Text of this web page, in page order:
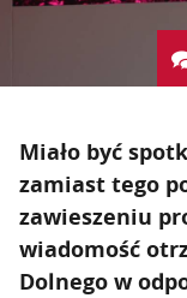
Miało być
zamiast tego
zawieszeniu
wiadomość
Dolnego w